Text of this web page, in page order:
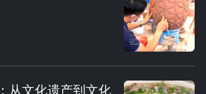
从文化遗产到文化